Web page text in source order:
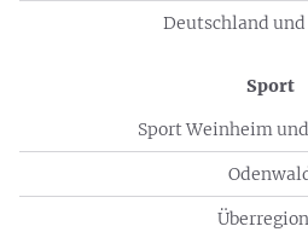
Deutschland
Sport
Sport Weinheim